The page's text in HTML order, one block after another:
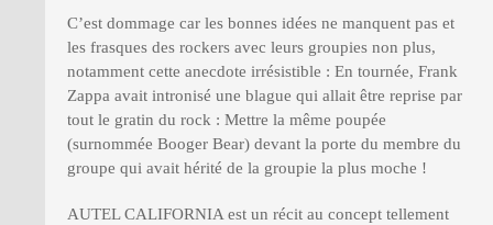
C’est dommage car les bonnes idées ne manquent pas et
les frasques des rockers avec leurs groupies non plus,
notamment cette anecdote irrésistible : En tournée, Frank
Zappa avait intronisé une blague qui allait être reprise par
tout le gratin du rock : Mettre la même poupée
(surnommée Booger Bear) devant la porte du membre du
groupe qui avait hérité de la groupie la plus moche !
AUTEL CALIFORNIA est un récit au concept tellement